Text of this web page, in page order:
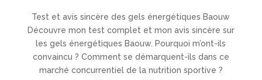
Test et avis sincère des gels énergétiques Baouw
Découvre mon test complet et mon avis sincère sur
les gels énergétiques Baouw. Pourquoi m’ont-ils
convaincu ? Comment se démarquent-ils dans ce
marché concurrentiel de la nutrition sportive ?